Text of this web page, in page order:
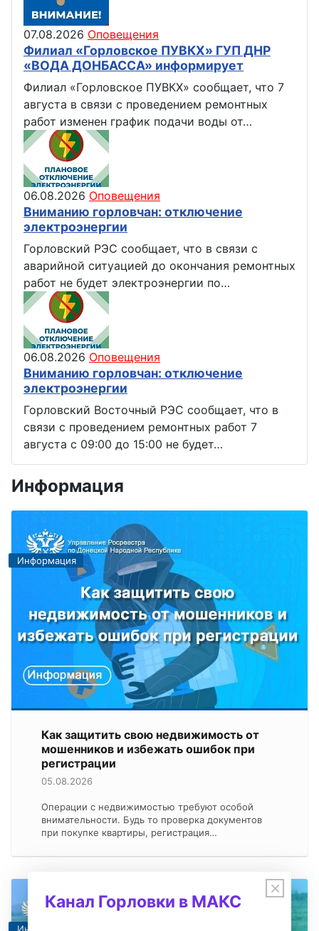
07.08.2026 Оповещения
Филиал «Горловское ПУВКХ» ГУП ДНР
«ВОДА ДОНБАССА» информирует
Филиал «Горловское ПУВКХ» сообщает, что 7
августа в связи с проведением ремонтных
работ изменен график подачи воды от…
06.08.2026 Оповещения
Вниманию горловчан: отключение
электроэнергии
Горловский РЭС сообщает, что в связи с
аварийной ситуацией до окончания ремонтных
работ не будет электроэнергии по…
06.08.2026 Оповещения
Вниманию горловчан: отключение
электроэнергии
Горловский Восточный РЭС сообщает, что в
связи с проведением ремонтных работ 7
августа с 09:00 до 15:00 не будет…
Информация
Информация
Как защитить свою недвижимость от
мошенников и избежать ошибок при
регистрации
05.08.2026
Операции с недвижимостью требуют особой
внимательности. Будь то проверка документов
при покупке квартиры, регистрация…
Информация
×
Канал Горловки в МАКС